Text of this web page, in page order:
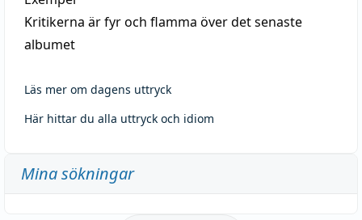
Kritikerna är fyr och flamma över det senaste
albumet
Läs mer om dagens uttryck
Här hittar du alla uttryck och idiom
Mina sökningar